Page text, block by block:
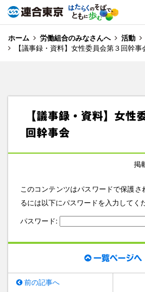
ホーム 労働組合のみなさんへ 活動
【議事録・資料】女性委員会第３回幹事
【議事録・資料】女性
回幹事会
掲
このコンテンツはパスワードで保護さ
るには以下にパスワードを入力してく
パスワード:
一覧ページへ
前の記事へ